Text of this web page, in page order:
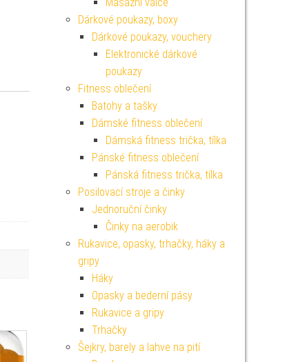
Dárkové poukazy, boxy
Dárkové poukazy, vouchery
Elektronické dárkové
poukazy
Fitness oblečení
Batohy a tašky
Dámské fitness oblečení
Dámská fitness trička, tílka
Pánské fitness oblečení
Pánská fitness trička, tílka
Posilovací stroje a činky
Jednoruční činky
Činky na aerobik
Rukavice, opasky, trhačky, háky a
gripy
Háky
Opasky a bederní pásy
Rukavice a gripy
Trhačky
Šejkry, barely a lahve na pití